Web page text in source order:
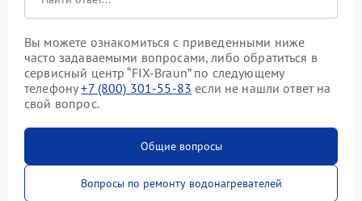
Вы можете ознакомиться с приведенными ниже
часто задаваемыми вопросами, либо обратиться в
сервисный центр “FIX-Braun” по следующему
телефону+7 (800) 301-55-83 если не нашли ответ на
свой вопрос.
Общие вопросы
Вопросы по ремонту водонагревателей